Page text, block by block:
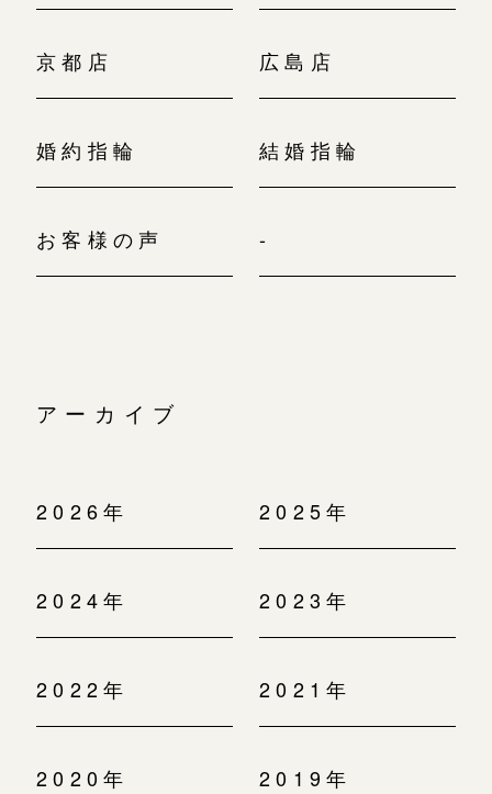
京都店 広島店
婚約指輪 結婚指輪
お客様の声 -
アーカイブ
2026年 2025年
2024年 2023年
2022年 2021年
2020年 2019年